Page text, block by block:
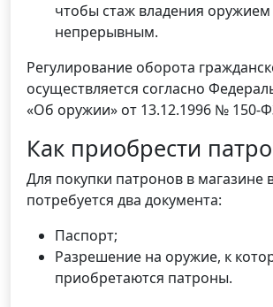
чтобы стаж владения
непрерывным.
Регулирование оборота
осуществляется согласно
«Об оружии» от 13.12.1996 № 150-
Как приобрести
Для покупки патронов в магазине
потребуется два документа:
Паспорт;
Разрешение на оружие, к
приобретаются патроны.